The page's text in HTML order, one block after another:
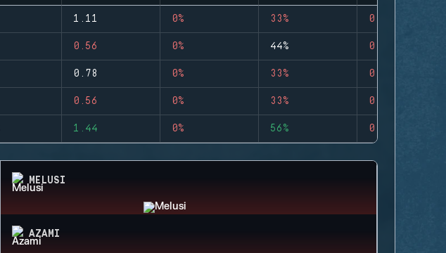
1.11 0% 33% 0
0.56 0% 44% 0
0.78 0% 33% 0
0.56 0% 33% 0
1.44 0% 56% 0
MELUSI
AZAMI